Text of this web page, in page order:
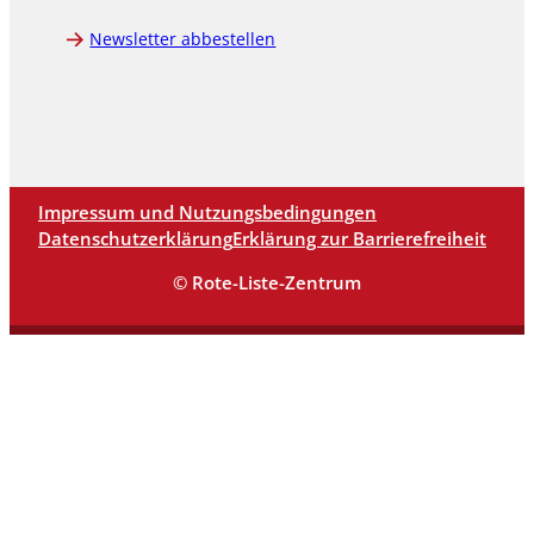
Newsletter abbestellen
Impressum und Nutzungsbedingungen
DatenschutzerklärungErklärung zur Barrierefreiheit
© Rote-Liste-Zentrum